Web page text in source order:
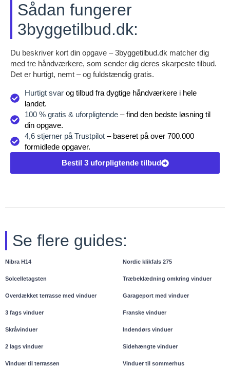
Sådan fungerer
3byggetilbud.dk:
Du beskriver kort din opgave – 3byggetilbud.dk matcher dig
med tre håndværkere, som sender dig deres skarpeste tilbud.
Det er hurtigt, nemt – og fuldstændig gratis.
Hurtigt svarog tilbud fra dygtige håndværkere i hele
landet.
100 % gratis & uforpligtende– find den bedste løsning til
din opgave.
4,6 stjerner på Trustpilot– baseret på over 700.000
formidlede opgaver.
Bestil 3 uforpligtende tilbud
Se flere guides:
Nibra H14 Nordic klikfals 275
Solcelletagsten Træbeklædning omkring vinduer
Overdækket terrasse med vinduer Garageport med vinduer
3 fags vinduer Franske vinduer
Skråvinduer Indendørs vinduer
2 lags vinduer Sidehængte vinduer
Vinduer til terrassen Vinduer til sommerhus